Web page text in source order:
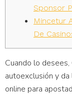
Sponsor
Mincetur
De
Cuando lo
autoexclusión y
online para